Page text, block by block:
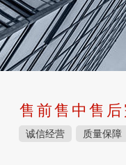
售前售中售
诚信经营 质量保障